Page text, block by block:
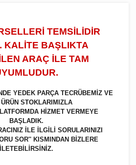
TEMSİLİDİR
KALİTE BAŞLIKTA
ARAÇ İLE TAM
YEDEK PARÇA TECRÜBEMİZ VE
STOKLARIMIZLA
HİZMET VERMEYE
BAŞLADIK.
İLE İLGİLİ SORULARINIZI
SOR'' KISMINDAN BİZLERE
İLETEBİLİRSİNİZ.